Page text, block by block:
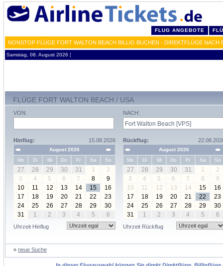
FLUG ANGEBOTE
NONSTOP FLÜGE FORT WALTON BEACH BILLIG BUCHEN - DIREKTFLÜGE NACH
Samstag, 08. August 2026 ¦
FLÜGE FORT WALTON BEACH / USA
VON:
Hinflug: 15.08.2026
August 2026
Mo
Di Mi Do Fr Sa So
27 28 29 30 31 1
2
3
4 5 6 7 8
9
10
11 12 13 14 15
16
17
18 19 20 21 22
23
24
25 26 27 28 29
30
31
1 2 3 4 5 6
Uhrzeit Hinflug
NACH:
Rückflug:
August 2026
Mo
Di Mi Do Fr Sa So
27 28 29 30 31 1
2
3
4 5 6 7 8
9
10
11 12 13 14 15
16
17
18 19 20 21 22
23
24
25 26 27 28 29
30
31
1 2 3 4 5 6
Uhrzeit Rückflug
» neue Suche